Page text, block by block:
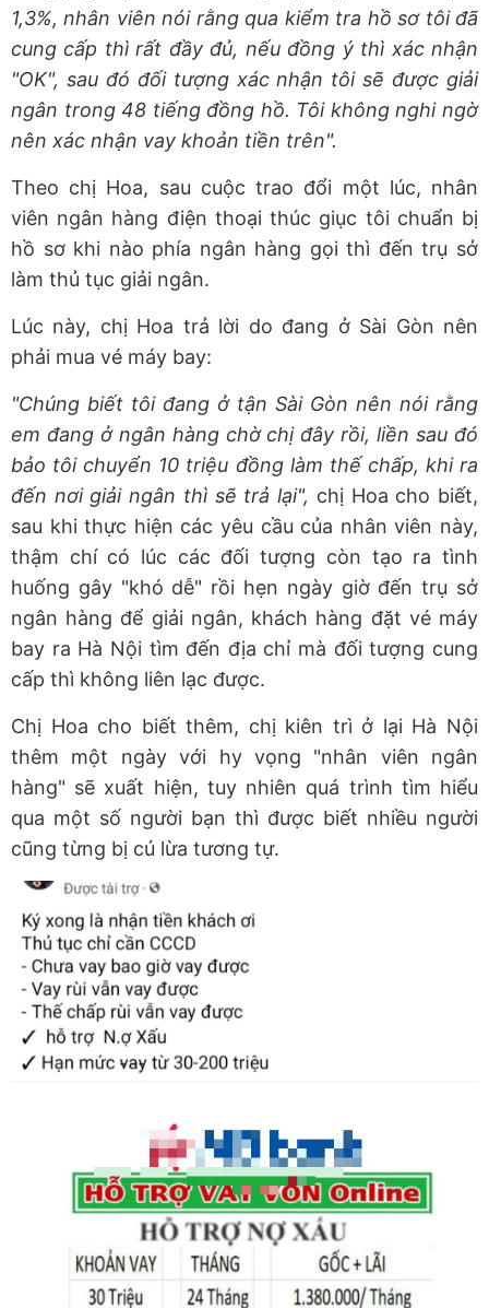
1,3%, nhân viên nói rằng qua kiểm tra hồ sơ tôi đã
cung cấp thì rất đầy đủ, nếu đồng ý thì xác nhận
"OK", sau đó đối tượng xác nhận tôi sẽ được giải
ngân trong 48 tiếng đồng hồ. Tôi không nghi ngờ
nên xác nhận vay khoản tiền trên".
Theo chị Hoa, sau cuộc trao đổi một lúc, nhân
viên ngân hàng điện thoại thúc giục tôi chuẩn bị
hồ sơ khi nào phía ngân hàng gọi thì đến trụ sở
làm thủ tục giải ngân.
Lúc này, chị Hoa trả lời do đang ở Sài Gòn nên
phải mua vé máy bay:
"Chúng biết tôi đang ở tận Sài Gòn nên nói rằng
em đang ở ngân hàng chờ chị đây rồi, liền sau đó
bảo tôi chuyển 10 triệu đồng làm thế chấp, khi ra
đến nơi giải ngân thì sẽ trả lại", chị Hoa cho biết,
sau khi thực hiện các yêu cầu của nhân viên này,
thậm chí có lúc các đối tượng còn tạo ra tình
huống gây "khó dễ" rồi hẹn ngày giờ đến trụ sở
ngân hàng để giải ngân, khách hàng đặt vé máy
bay ra Hà Nội tìm đến địa chỉ mà đối tượng cung
cấp thì không liên lạc được.
Chị Hoa cho biết thêm, chị kiên trì ở lại Hà Nội
thêm một ngày với hy vọng "nhân viên ngân
hàng" sẽ xuất hiện, tuy nhiên quá trình tìm hiểu
qua một số người bạn thì được biết nhiều người
cũng từng bị cú lừa tương tự.